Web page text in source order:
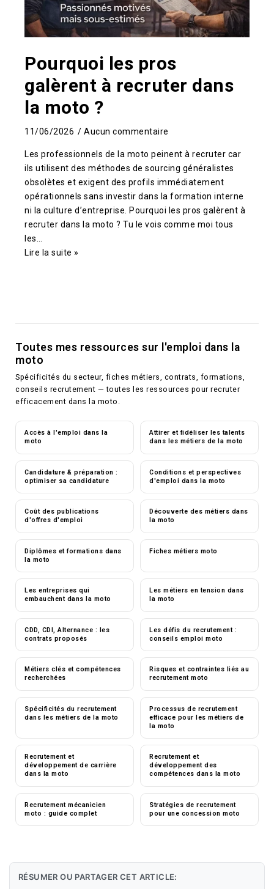
Pourquoi les pros
galèrent à recruter dans
la moto ?
11/06/2026 Aucun commentaire
Les professionnels de la moto peinent à recruter car
ils utilisent des méthodes de sourcing généralistes
obsolètes et exigent des profils immédiatement
opérationnels sans investir dans la formation interne
ni la culture d’entreprise. Pourquoi les pros galèrent à
recruter dans la moto ? Tu le vois comme moi tous
les…
Lire la suite »
Toutes mes ressources sur l'emploi dans la
moto
Spécificités du secteur, fiches métiers, contrats, formations,
conseils recrutement — toutes les ressources pour recruter
efficacement dans la moto.
Accès à l'emploi dans la
moto
Attirer et fidéliser les talents
dans les métiers de la moto
Candidature & préparation :
optimiser sa candidature
Conditions et perspectives
d'emploi dans la moto
Coût des publications
d'offres d'emploi
Découverte des métiers dans
la moto
Diplômes et formations dans
la moto
Fiches métiers moto
Les entreprises qui
embauchent dans la moto
Les métiers en tension dans
la moto
CDD, CDI, Alternance : les
contrats proposés
Les défis du recrutement :
conseils emploi moto
Métiers clés et compétences
recherchées
Risques et contraintes liés au
recrutement moto
Spécificités du recrutement
dans les métiers de la moto
Processus de recrutement
efficace pour les métiers de
la moto
Recrutement et
développement de carrière
dans la moto
Recrutement et
développement des
compétences dans la moto
Recrutement mécanicien
moto : guide complet
Stratégies de recrutement
pour une concession moto
RÉSUMER OU PARTAGER CET ARTICLE: